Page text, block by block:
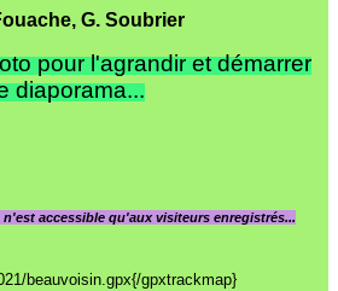
G. Soubrier
pour l'agrandir et démarrer
diaporama...
accessible qu'aux visiteurs enregistrés...
beauvoisin.gpx{/gpxtrackmap}